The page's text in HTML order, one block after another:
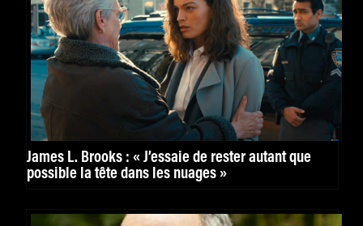
James L. Brooks : « J’essaie de rester autant que
possible la tête dans les nuages »